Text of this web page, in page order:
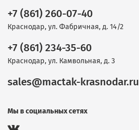
+7 (861) 260-07-40
Краснодар, ул. Фабричная, д. 14/2
+7 (861) 234-35-60
Краснодар, ул. Камвольная, д. 3
sales@mactak-krasnodar.ru
Мы в социальных сетях